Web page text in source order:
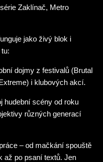
Zaklínač, Metro
jako živý blok i
dojmy z festivalů (Brutal
i klubových akcí.
hudební scény od roku
různých generací
– od mačkání spouště
až po psaní textů. Jen